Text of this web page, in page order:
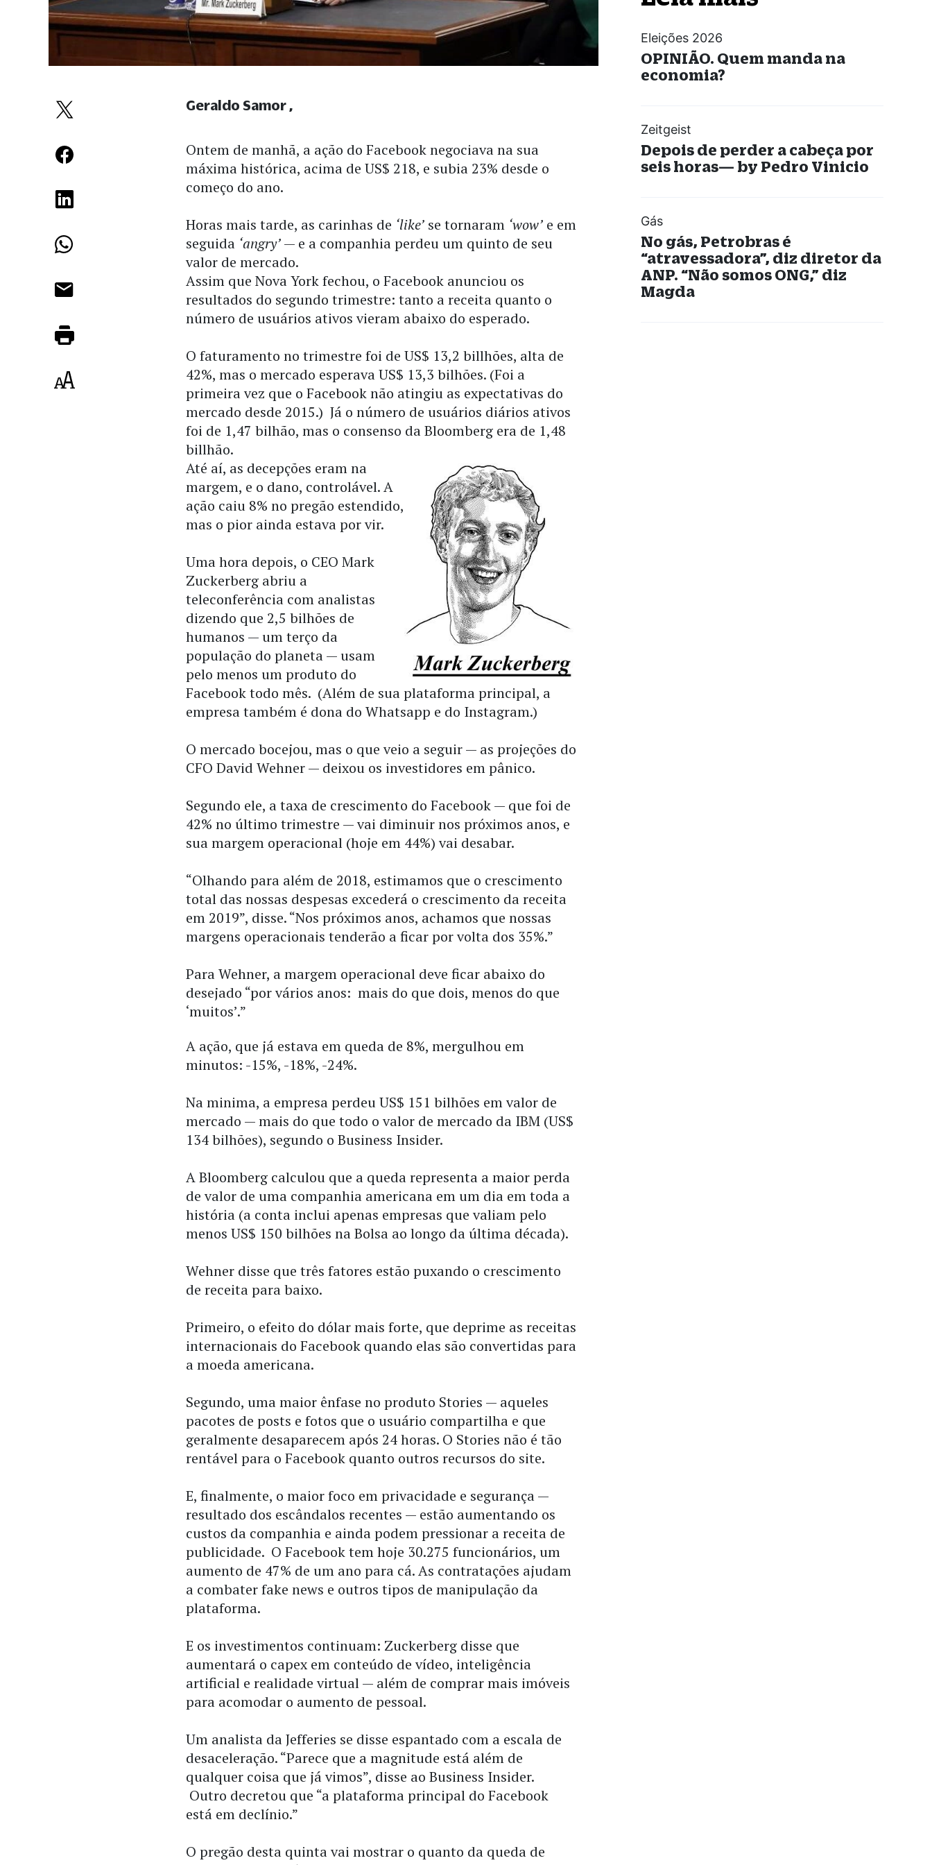
Ontem de manhã, a ação do Facebook negociava na sua
máxima histórica, acima de US$ 218, e subia 23% desde o
começo do ano.
Horas mais tarde, as carinhas de ‘like’ se tornaram ‘wow’ e em
seguida ‘angry’— e a companhia perdeu um quinto de seu
valor de mercado.
Assim que Nova York fechou, o Facebook anunciou os
resultados do segundo trimestre: tanto a receita quanto o
número de usuários ativos vieram abaixo do esperado.
O faturamento no trimestre foi de US$ 13,2 billhões, alta de
42%, mas o mercado esperava US$ 13,3 bilhões. (Foi a
primeira vez que o Facebook não atingiu as expectativas do
mercado desde 2015.) Já o número de usuários diários ativos
foi de 1,47 bilhão, mas o consenso da Bloomberg era de 1,48
billhão.
Até aí, as decepções eram na
margem, e o dano, controlável. A
ação caiu 8% no pregão estendido,
mas o pior ainda estava por vir.
Uma hora depois, o CEO Mark
Zuckerberg abriu a
teleconferência com analistas
dizendo que 2,5 bilhões de
humanos — um terço da
população do planeta — usam
pelo menos um produto do
Facebook todo mês. (Além de sua plataforma principal, a
empresa também é dona do Whatsapp e do Instagram.)
O mercado bocejou, mas o que veio a seguir — as projeções do
CFO David Wehner — deixou os investidores em pânico.
Segundo ele, a taxa de crescimento do Facebook — que foi de
42% no último trimestre — vai diminuir nos próximos anos, e
sua margem operacional (hoje em 44%) vai desabar.
“Olhando para além de 2018, estimamos que o crescimento
total das nossas despesas excederá o crescimento da receita
em 2019”, disse. “Nos próximos anos, achamos que nossas
margens operacionais tenderão a ficar por volta dos 35%.”
Para Wehner, a margem operacional deve ficar abaixo do
desejado “por vários anos: mais do que dois, menos do que
‘muitos’.”
A ação, que já estava em queda de 8%, mergulhou em
minutos: -15%, -18%, -24%.
Na minima, a empresa perdeu US$ 151 bilhões em valor de
mercado — mais do que todo o valor de mercado da IBM (US$
134 bilhões), segundo o Business Insider.
A Bloomberg calculou que a queda representa a maior perda
de valor de uma companhia americana em um dia em toda a
história (a conta inclui apenas empresas que valiam pelo
menos US$ 150 bilhões na Bolsa ao longo da última década).
Wehner disse que três fatores estão puxando o crescimento
de receita para baixo.
Primeiro, o efeito do dólar mais forte, que deprime as receitas
internacionais do Facebook quando elas são convertidas para
a moeda americana.
Segundo, uma maior ênfase no produto Stories — aqueles
pacotes de posts e fotos que o usuário compartilha e que
geralmente desaparecem após 24 horas. O Stories não é tão
rentável para o Facebook quanto outros recursos do site.
E, finalmente, o maior foco em privacidade e segurança —
resultado dos escândalos recentes — estão aumentando os
custos da companhia e ainda podem pressionar a receita de
publicidade. O Facebook tem hoje 30.275 funcionários, um
aumento de 47% de um ano para cá. As contratações ajudam
a combater fake news e outros tipos de manipulação da
plataforma.
E os investimentos continuam: Zuckerberg disse que
aumentará o capex em conteúdo de vídeo, inteligência
artificial e realidade virtual — além de comprar mais imóveis
para acomodar o aumento de pessoal.
Um analista da Jefferies se disse espantado com a escala de
desaceleração. “Parece que a magnitude está além de
qualquer coisa que já vimos”, disse ao Business Insider.
Outro decretou que “a plataforma principal do Facebook
está em declínio.”
O pregão desta quinta vai mostrar o quanto da queda de
Geraldo Samor
Eleições 2026
OPINIÃO. Quem manda na
economia?
Zeitgeist
Depois de perder a cabeça por
seis horas— by Pedro Vinicio
Gás
No gás, Petrobras é
“atravessadora”, diz diretor da
ANP. “Não somos ONG,” diz
Magda